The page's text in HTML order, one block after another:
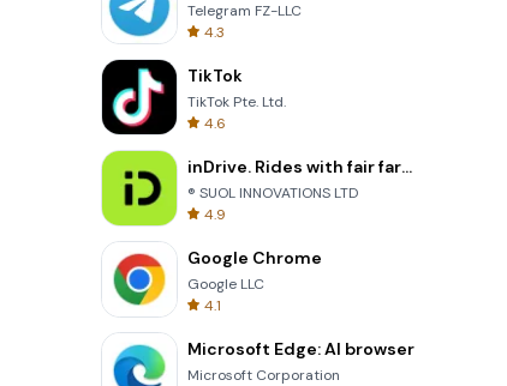
Telegram FZ-LLC
4.3
TikTok
TikTok Pte. Ltd.
4.6
inDrive. Rides with fair fares
® SUOL INNOVATIONS LTD
4.9
Google Chrome
Google LLC
4.1
Microsoft Edge: AI browser
Microsoft Corporation